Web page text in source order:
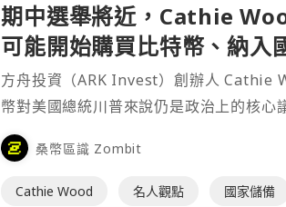
期中選舉將近，Cathie
可能開始購買比特幣、納入
方舟投資（ARK Invest）創辦人 Cathie
幣對美國總統川普來說仍是政治上的核心
執政能力削弱的期中選舉即將到來，而這
的比特幣國家儲備前景構成利多。⋯
桑幣區識 Zombit
Cathie Wood 名人觀點 國家儲備